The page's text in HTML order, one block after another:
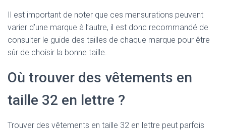
Il est important de noter que ces mensurations peuvent
varier d’une marque à l’autre, il est donc recommandé de
consulter le guide des tailles de chaque marque pour être
sûr de choisir la bonne taille.
Où trouver des vêtements en
taille 32 en lettre ?
Trouver des vêtements en taille 32 en lettre peut parfois